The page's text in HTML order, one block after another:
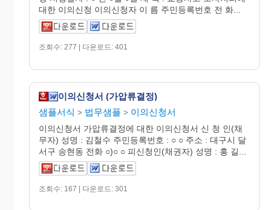
대한 이의신청 이의신청자 이 름 주민등록번호 전 화...
조회수: 277 | 다운로드: 401
이의신청서 (가압류결정)
샘플서식 > 법무샘플 > 이의신청서
이의신청서 가압류결정에 대한 이의신청서 신 청 인(채
무자) 성명 : 김철수 주민등록번호 : ○ ○ 주소 : 대구시 달
서구 송현동 전화 ○)○ ○ 피신청인(채권자) 성명 : 홍 길...
조회수: 167 | 다운로드: 301